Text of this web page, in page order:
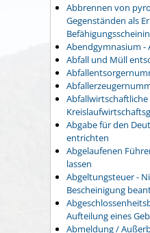
Abbrennen von
Gegenständen als
Abendgymnasium -
Abfall und Müll
Abfallwirtschaftliche
Abgabe für den
entrichten
Abgelaufenen
lassen
Abgeltungsteuer -
Bescheinigung
Aufteilung eines
Abmeldung /